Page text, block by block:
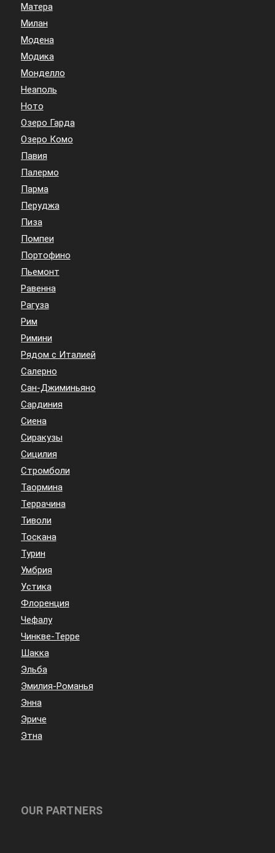
Матера
Милан
Модена
Модика
Монделло
Неаполь
Ното
Озеро Гарда
Озеро Комо
Павия
Палермо
Парма
Перуджа
Пиза
Помпеи
Портофино
Пьемонт
Равенна
Рагуза
Рим
Римини
Рядом с Италией
Салерно
Сан-Джиминьяно
Сардиния
Сиена
Сиракузы
Сицилия
Стромболи
Таормина
Террачина
Тиволи
Тоскана
Турин
Умбрия
Устика
Флоренция
Чефалу
Чинкве-Терре
Шакка
Эльба
Эмилия-Романья
Энна
Эриче
Этна
OUR PARTNERS